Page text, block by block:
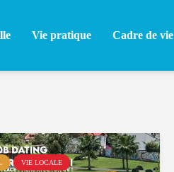
Vie pratique Cadre de vie
VIE LOCALE